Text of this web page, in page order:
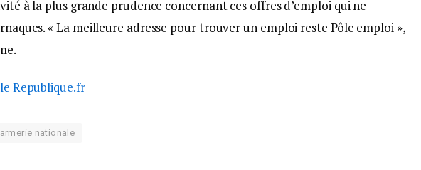
à la plus grande prudence concernant ces offres d’emploi qui ne
« La meilleure adresse pour trouver un emploi reste Pôle emploi »,
Republique.fr
nationale